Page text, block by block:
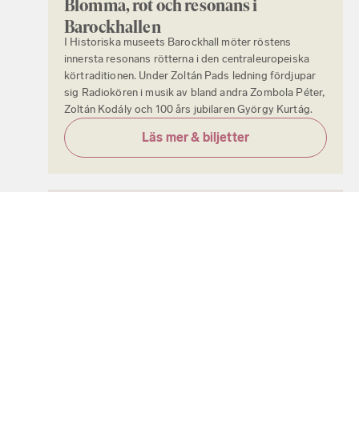
Blomma, rot och resonans i
Barockhallen
I Historiska museets Barockhall möter röstens
innersta resonans rötterna i den centraleuropeiska
körtraditionen. Under Zoltán Pads ledning fördjupar
sig Radiokören i musik av bland andra Zombola Péter,
Zoltán Kodály och 100 års jubilaren György Kurtág.
Läs mer & biljetter